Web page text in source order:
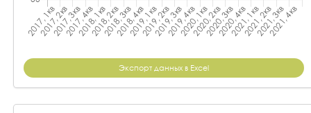
Экспорт данных в Excel